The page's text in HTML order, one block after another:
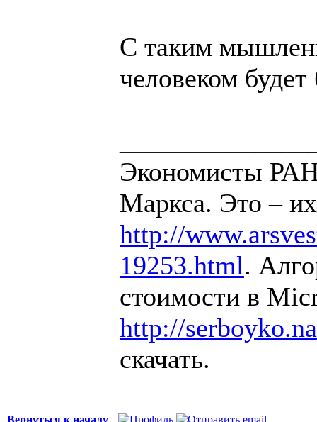
С таким
человеком
Экономисты
Маркса. Это –
http://
19253.html.
стоимости в
http://
скачать.
Вернуться к началу